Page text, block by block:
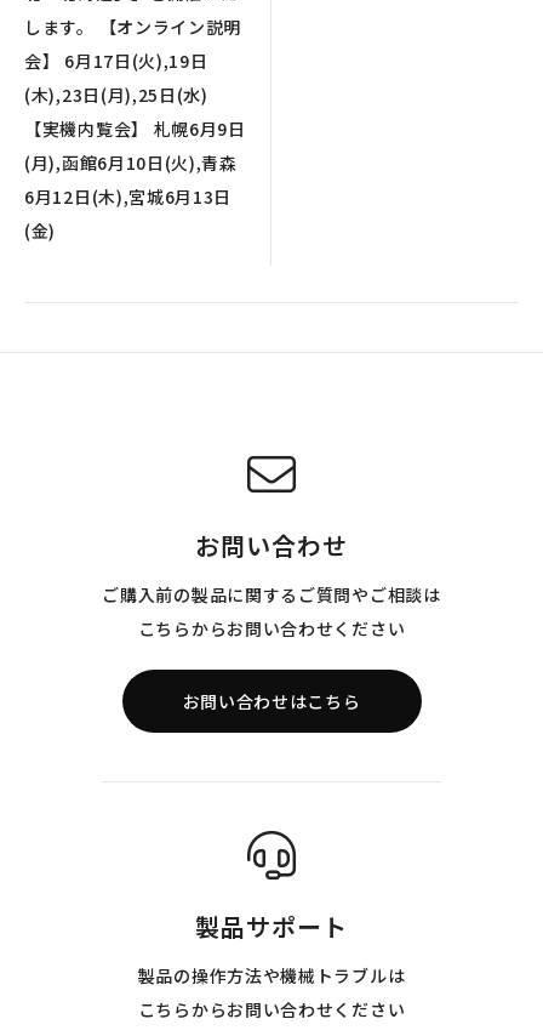
します。 【オンライン説明
会】 6月17日(火),19日
(木),23日(月),25日(水)
【実機内覧会】 札幌6月9日
(月),函館6月10日(火),青森
6月12日(木),宮城6月13日
(金)
お問い合わせ
ご購入前の製品に関するご質問やご相談は
こちらからお問い合わせください
お問い合わせはこちら
製品サポート
製品の操作方法や機械トラブルは
こちらからお問い合わせください